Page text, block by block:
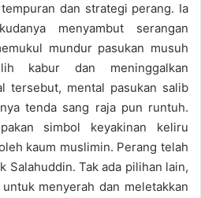
dan strategi perang. Ia
menyambut serangan
mundur pasukan musuh
kabur dan meninggalkan
tersebut, mental pasukan salib
tenda sang raja pun runtuh.
simbol keyakinan keliru
kaum muslimin. Perang telah
Salahuddin. Tak ada pilihan lain,
menyerah dan meletakkan